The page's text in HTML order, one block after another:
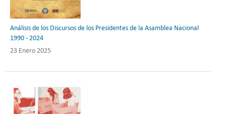
Análisis de los Discursos de los Presidentes de la Asamblea Nacional
1990 - 2024
23 Enero 2025